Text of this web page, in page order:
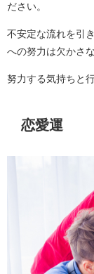
ださい。
不安定な流れを引
への努力は欠かさ
努力する気持ちと
恋愛運